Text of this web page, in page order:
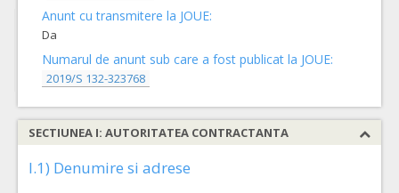
Anunt cu transmitere la JOUE:
Da
Numarul de anunt sub care a fost publicat la JOUE:
2019/S 132-323768
SECTIUNEA I: AUTORITATEA CONTRACTANTA
I.1) Denumire si adrese